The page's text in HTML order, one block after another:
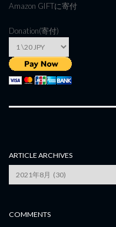
Amazon GIFTに寄付
Donation(寄付)
ARTICLE ARCHIVES
Archives
COMMENTS